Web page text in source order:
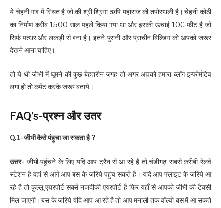
ये चेहनी गांव में स्थित है जो की श्री श्रिंगा ऋषि महाराज की तपोस्थली है। चेहनी कोठी
का निर्माण करीब 1500 साल पहले किया गया था और इसकी ऊंचाई 100 फ़ीट है जो
सिर्फ पत्थर और लकड़ी से बना है। इतने पुरानी और प्राचीन बिल्डिंग को आपको जरूर
देखने आना चाहिए।
तो ये थी जीभी में घूमने की कुछ बेहतरीन जगह तो अगर आपको हमारा ब्लॉग इन्फोर्मटिव
लगा हो तो कमेंट करके जरूर बताये।
FAQ’s-प्रश्न और उतर
Q.1-जीभी कैसे पंहुचा जा सकता है ?
उत्तर- जीभी पहुंचने के लिए यदि आप ट्रैन से आ रहे है तो चंडीगढ़ सबसे करीबी रेलवे
स्टेशन है वहां से आगे आप बस के जरिये पहुंच सकते है। यदि आप फ्लाइट के जरिये आ
रहे है तो कुल्लू एयरपोर्ट सबसे नजदीकी एयरपोर्ट है फिर यहाँ से आपको जीभी की टैक्सी
मिल जाएगी। बस के जरिये यदि आप आ रहे है तो आप मनाली तक वॉल्वो बस में आ सकते